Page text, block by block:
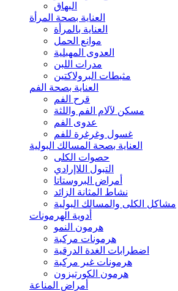
البهاق
العناية بصحة المرأة
العناية بالمرأة
موانع الحمل
العدوى المهبلية
مدرات اللبن
مثبطات البرولاكتين
العناية بصحة الفم
قرح الفم
مسكن لآلام الفم واللثة
عدوى الفم
غسول وغرغرة للفم
العناية بصحة المسالك البولية
حصوات الكلى
التبول اللاإرادي
أمراض البروستاتا
نشاط المثانة الزائد
مشاكل الكلى والمسالك البولية
أدوية الهرمونات
هرمون النمو
هرمونات مركبة
اضطرابات الغدة الدرقية
هرمونات غير مركبة
هرمون الكورتيزون
أمراض المناعة